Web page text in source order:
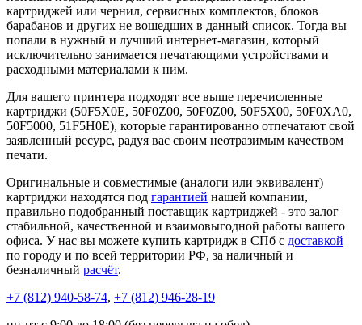
картриджей или чернил, сервисных комплектов, блоков
барабанов и других не вошедших в данный список. Тогда вы
попали в нужный и лучший интернет-магазин, который
исключительно занимается печатающими устройствами и
расходными материалами к ним.
Для вашего принтера подходят все выше перечисленные
картриджи (50F5X0E, 50F0Z00, 50F0Z00, 50F5X00, 50F0XA0,
50F5000, 51F5H0E), которые гарантированно отпечатают свой
заявленный ресурс, радуя вас своим неотразимым качеством
печати.
Оригинальные и совместимые (аналоги или эквивалент)
картриджи находятся под гарантией нашей компании,
правильно подобранный поставщик картриджей - это залог
стабильной, качественной и взаимовыгодной работы вашего
офиса. У нас вы можете купить картридж в СПб с доставкой
по городу и по всей территории РФ, за наличный и
безналичный расчёт.
+7 (812) 940-58-74, +7 (812) 946-28-19